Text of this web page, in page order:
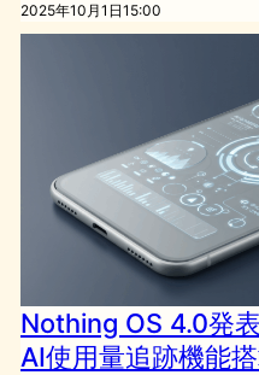
2025年10月1日15:00
Nothing OS 4.0発
AI使用量追跡機能